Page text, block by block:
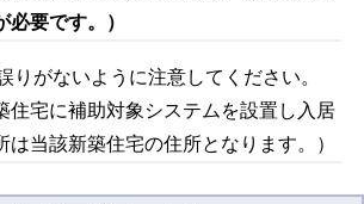
必要です。）
りがないように注意してください。
住宅に補助対象システムを設置し入居
は当該新築住宅の住所となります。）